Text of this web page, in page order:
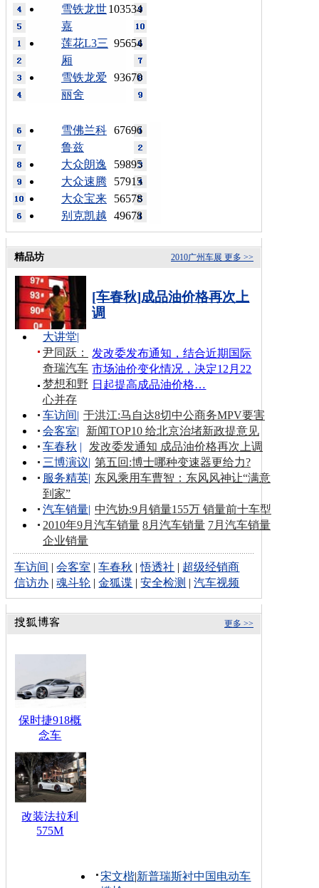
103534
雪铁龙世
嘉
95654
莲花L3三
厢
93670
雪铁龙爱
丽舍
67696
雪佛兰科
鲁兹
59895
大众朗逸
57915
大众速腾
56578
大众宝来
49678
别克凯越
更多 >>
2010广州车展
精品坊
[车春秋]成品油价格再次上
调
发改委发布通知，结合近期国际
市场油价变化情况，决定12月22
日起提高成品油价格…
大讲堂|
尹同跃：
奇瑞汽车
梦想和野
心并存
车访间| 于洪江:马自达8切中公商务MPV要害
会客室|
新闻TOP10 给北京治堵新政提意见
车春秋 |
发改委发通知 成品油价格再次上调
三博演议| 第五回:博士哪种变速器更给力?
服务精英| 东风乘用车曹智：东风风神让“满意
到家”
汽车销量| 中汽协:9月销量155万 销量前十车型
2010年9月汽车销量 8月汽车销量 7月汽车销量
企业销量
车访间 |会客室 |车春秋 |悟透社 | 超级经销商
信访办 |魂斗轮 |金狐谍 |安全检测 |汽车视频
更多 >>
保时捷918概
念车
改装法拉利
575M
宋文楷|新普瑞斯衬中国电动车